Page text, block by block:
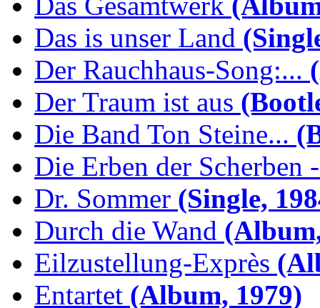
Das is unser Land
Der Rauchhaus-Song:...
Der Traum ist aus
Die Band Ton Steine...
Die Erben der Scherben
Dr. Sommer (Single,
Durch die Wand
Eilzustellung-Exprès
Entartet (Album, 1979)